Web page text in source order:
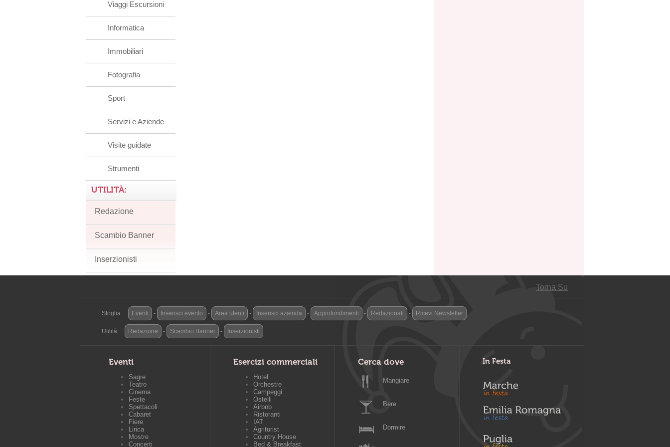
Viaggi Escursioni
Informatica
Immobiliari
Fotografia
Sport
Servizi e Aziende
Visite guidate
Strumenti
UTILITÀ:
Redazione
Scambio Banner
Inserzionisti
Torna Su
Sfoglia: Eventi - Inserisci evento - Area utenti - Inserisci azienda - Approfondimenti - Redazionali - Ricevi Newsletter
Utilità: Redazione - Scambio Banner - Inserzionisti
Eventi
Sagre
Teatro
Cinema
Feste
Spettacoli
Cabaret
Fiere
Lirica
Mostre
Concerti
Esercizi commerciali
Hotel
Orchestre
Campeggi
Ostelli
Airbnb
Ristoranti
IAT
Agriturist
Country House
Bed & Breakfast
Cerca dove
Mangiare
Bere
Dormire
In Festa